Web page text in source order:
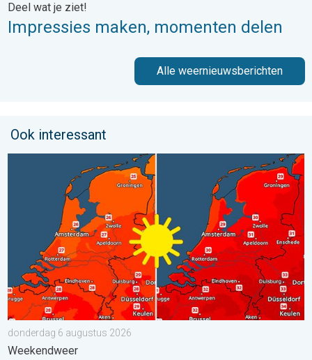
Deel wat je ziet!
Impressies maken, momenten delen
Alle weernieuwsberichten
Ook interessant
Volop zon en zomerse warmte. Weekendweer. . . donderdag
donderdag 6 augustus 2026
Weekendweer